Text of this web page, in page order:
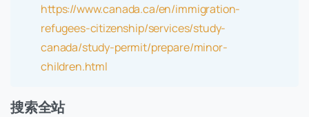
https://www.canada.ca/en/immigration-
refugees-citizenship/services/study-
canada/study-permit/prepare/minor-
children.html
搜索全站